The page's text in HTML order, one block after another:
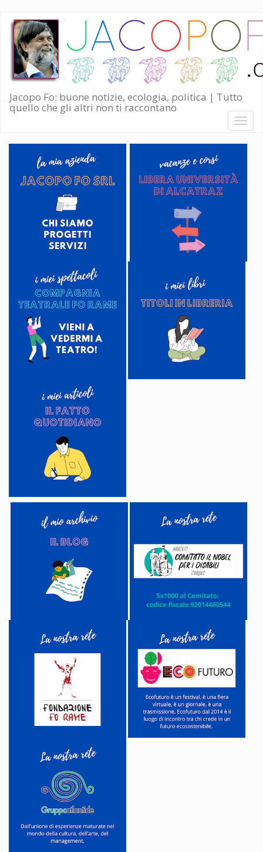
Salta
contenuto
principale
Jacopo Fo: buone notizie, ecologia, politica | Tutto
quello che gli altri non ti raccontano
Toggle